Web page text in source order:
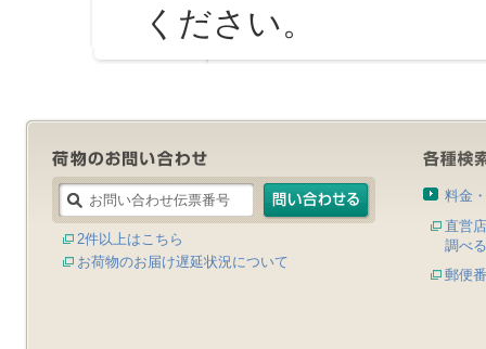
ください。
2件以上はこちら
お荷物のお届け遅延状況について
料金
直営
調べる
郵便